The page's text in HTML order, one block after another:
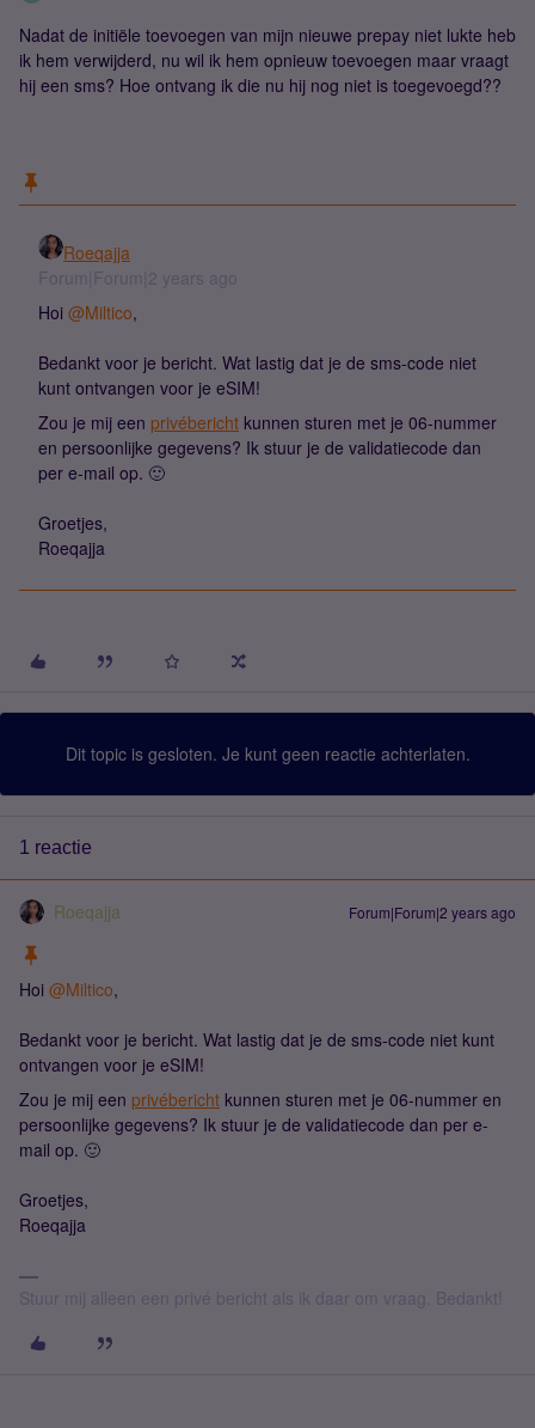
Nadat de initiële toevoegen van mijn nieuwe prepay niet lukte heb
ik hem verwijderd, nu wil ik hem opnieuw toevoegen maar vraagt
hij een sms? Hoe ontvang ik die nu hij nog niet is toegevoegd??
Roeqajja
Forum|Forum|2 years ago
Hoi @Miltico,
Bedankt voor je bericht. Wat lastig dat je de sms-code niet
kunt ontvangen voor je eSIM!
Zou je mij een privébericht kunnen sturen met je 06-nummer
en persoonlijke gegevens? Ik stuur je de validatiecode dan
per e-mail op. 🙂
Groetjes,
Roeqajja
Dit topic is gesloten. Je kunt geen reactie achterlaten.
1 reactie
Roeqajja Forum|Forum|2 years ago
Hoi @Miltico,
Bedankt voor je bericht. Wat lastig dat je de sms-code niet kunt
ontvangen voor je eSIM!
Zou je mij een privébericht kunnen sturen met je 06-nummer en
persoonlijke gegevens? Ik stuur je de validatiecode dan per e-
mail op. 🙂
Groetjes,
Roeqajja
Stuur mij alleen een privé bericht als ik daar om vraag. Bedankt!